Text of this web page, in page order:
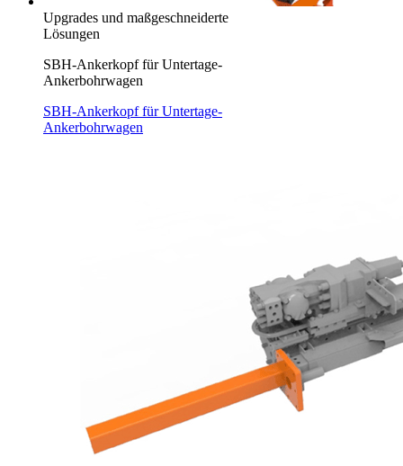
Upgrades und maßgeschneiderte
Lösungen
SBH-Ankerkopf für Untertage-
Ankerbohrwagen
SBH-Ankerkopf für Untertage-
Ankerbohrwagen